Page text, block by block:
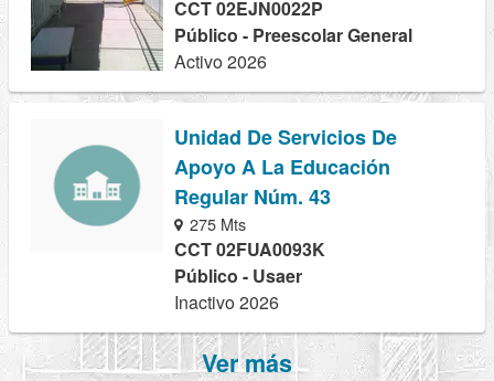
CCT 02EJN0022P
Público - Preescolar General
Activo 2026
Unidad De Servicios De
Apoyo A La Educación
Regular Núm. 43
275 Mts
CCT 02FUA0093K
Público - Usaer
Inactivo 2026
Ver más